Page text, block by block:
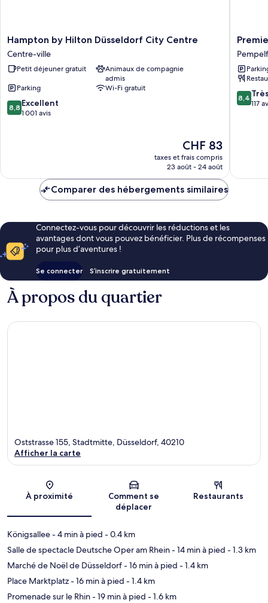
Hampton
by
Hilton
Düsseldorf
Centre
Centre-
ville
Hampton by Hilton Düsseldorf City Centre
Centre-ville
Petit déjeuner gratuit
Animaux de compagnie
admis
Parking
Wi-Fi gratuit
8.8
sur
8,8 Excellent
1 001 avis
Le
nouveau
prix
de
CHF 83
taxes et frais compris
23 août - 24 août
Premier
Inn
City
Centre
8.4
sur
8,4
117
Comparer des hébergements similaires
Connectez-vous pour découvrir les réductions et les
avantages dont vous pouvez bénéficier. Plus de récompenses
pour plus d’aventures !
Se connecter S’inscrire gratuitement
À propos du quartier
Carte
Oststrasse 155, Stadtmitte, Düsseldorf, 40210
Afficher la carte
À proximité
Comment se
déplacer
Restaurants
Königsallee- 4 min à pied - 0.4 km
Salle de spectacle Deutsche Oper am Rhein- 14 min à pied - 1.3 km
Marché de Noël de Düsseldorf- 16 min à pied - 1.4 km
Place Marktplatz- 16 min à pied - 1.4 km
Promenade sur le Rhin- 19 min à pied - 1.6 km